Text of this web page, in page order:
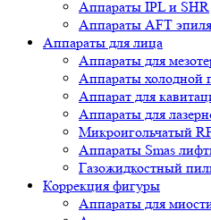
Аппараты IPL и SHR
Аппараты AFT
Аппараты для лица
Аппараты для
Аппараты холодной
Аппарат для
Аппараты для
Микроигольчатый
Аппараты Smas
Газожидкостный
Коррекция фигуры
Аппараты для